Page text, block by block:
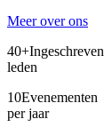
Meer over ons
40+Ingeschreven
leden
10Evenementen
per jaar